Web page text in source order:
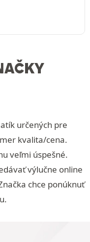
určených pre
kvalita/cena.
veľmi úspešné.
výlučne online
chce ponúknuť